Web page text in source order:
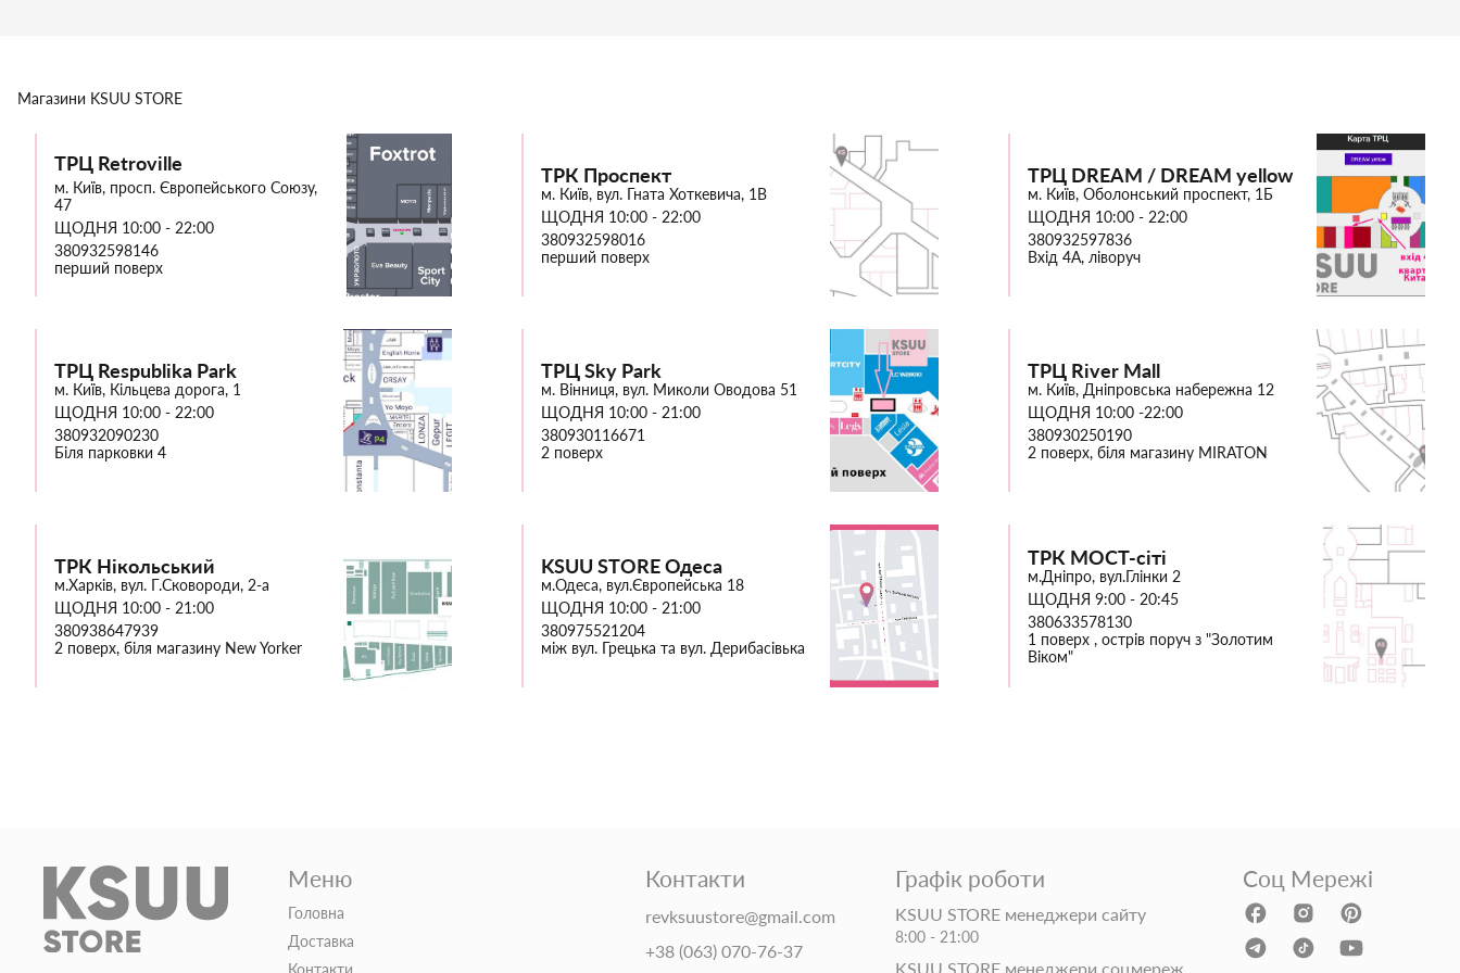
Магазини KSUU STORE
ТРЦ Retroville
м. Київ, просп. Європейського Союзу,
47
ЩОДНЯ 10:00 - 22:00
380932598146
перший поверх
ТРК Проспект
м. Київ, вул. Гната Хоткевича, 1В
ЩОДНЯ 10:00 - 22:00
380932598016
перший поверх
ТРЦ DREAM / DREAM yellow
м. Київ, Оболонський проспект, 1Б
ЩОДНЯ 10:00 - 22:00
380932597836
Вхід 4А, ліворуч
ТРЦ Respublika Park
м. Київ, Кільцева дорога, 1
ЩОДНЯ 10:00 - 22:00
380932090230
Біля парковки 4
ТРЦ Sky Park
м. Вінниця, вул. Миколи Оводова 51
ЩОДНЯ 10:00 - 21:00
380930116671
2 поверх
ТРЦ River Mall
м. Київ, Дніпровська набережна 12
ЩОДНЯ 10:00 -22:00
380930250190
2 поверх, біля магазину MIRATON
ТРК Нікольський
м.Харків, вул. Г.Сковороди, 2-а
ЩОДНЯ 10:00 - 21:00
380938647939
2 поверх, біля магазину New Yorker
KSUU STORE Одеса
м.Одеса, вул.Європейська 18
ЩОДНЯ 10:00 - 21:00
380975521204
між вул. Грецька та вул. Дерибасівька
ТРК МОСТ-сіті
м.Дніпро, вул.Глінки 2
ЩОДНЯ 9:00 - 20:45
380633578130
1 поверх , острів поруч з "Золотим
Віком"
Меню
Головна
Доставка
Контакти
Контакти
revksuustore@gmail.com
+38 (063) 070-76-37
Графік роботи
KSUU STORE менеджери сайту
8:00 - 21:00
KSUU STORE менеджери соцмереж
Соц Мережі